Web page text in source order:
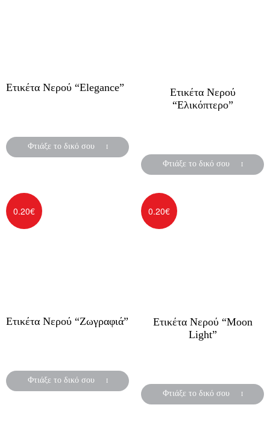
Ετικέτα Νερού “Elegance”
Φτιάξε το δικό σου
Ετικέτα Νερού
“Ελικόπτερο”
Φτιάξε το δικό σου
Ετικέτα Νερού “Ζωγραφιά”
0.20€
Φτιάξε το δικό σου
Ετικέτα Νερού “Moon
Light”
0.20€
Φτιάξε το δικό σου